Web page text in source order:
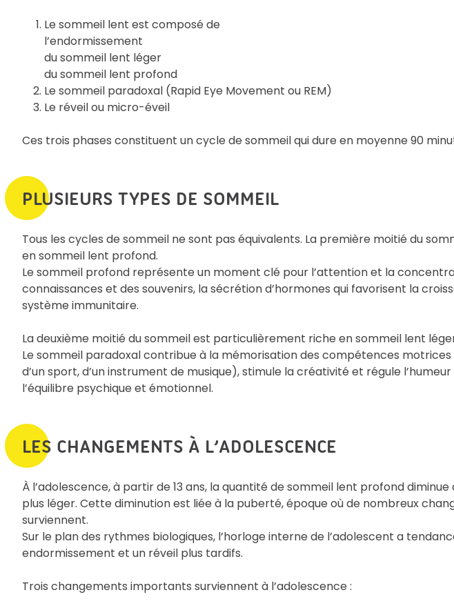
Le sommeil lent est composé de
l’endormissement
du sommeil lent léger
du sommeil lent profond
Le sommeil paradoxal (Rapid Eye Movement ou REM)
Le réveil ou micro-éveil
Ces trois phases constituent un cycle de sommeil qui dure en moyenne 90
PLUSIEURS TYPES DE SOMMEIL
Tous les cycles de sommeil ne sont pas équivalents. La première moitié du
en sommeil lent profond.
Le sommeil profond représente un moment clé pour l’attention et la
connaissances et des souvenirs, la sécrétion d’hormones qui favorisent la
système immunitaire.
La deuxième moitié du sommeil est particulièrement riche en sommeil lent
Le sommeil paradoxal contribue à la mémorisation des compétences
d’un sport, d’un instrument de musique), stimule la créativité et régule
l’équilibre psychique et émotionnel.
LES CHANGEMENTS À L’ADOLESCENCE
À l’adolescence, à partir de 13 ans, la quantité de sommeil lent profond diminue
plus léger. Cette diminution est liée à la puberté, époque où de nombreux
surviennent.
Sur le plan des rythmes biologiques, l’horloge interne de l’adolescent a
endormissement et un réveil plus tardifs.
Trois changements importants surviennent à l’adolescence :